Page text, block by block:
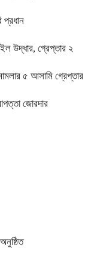
প্রধান
উদ্ধার, গ্রেপ্তার ২
৫ আসামি গ্রেপ্তার
জোরদার